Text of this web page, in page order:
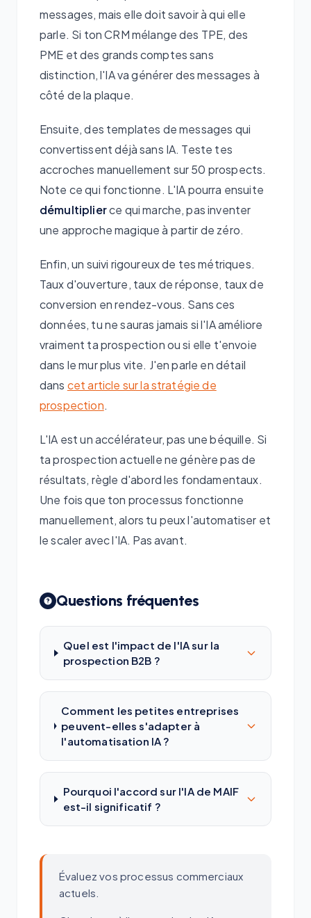
messages, mais elle doit savoir à qui elle
parle. Si ton CRM mélange des TPE, des
PME et des grands comptes sans
distinction, l'IA va générer des messages à
côté de la plaque.
Ensuite, des templates de messages qui
convertissent déjà sans IA. Teste tes
accroches manuellement sur 50 prospects.
Note ce qui fonctionne. L'IA pourra ensuite
démultiplierce qui marche, pas inventer
une approche magique à partir de zéro.
Enfin, un suivi rigoureux de tes métriques.
Taux d'ouverture, taux de réponse, taux de
conversion en rendez-vous. Sans ces
données, tu ne sauras jamais si l'IA améliore
vraiment ta prospection ou si elle t'envoie
dans le mur plus vite. J'en parle en détail
dans cet article sur la stratégie de
prospection.
L'IA est un accélérateur, pas une béquille. Si
ta prospection actuelle ne génère pas de
résultats, règle d'abord les fondamentaux.
Une fois que ton processus fonctionne
manuellement, alors tu peux l'automatiser et
le scaler avec l'IA. Pas avant.
Questions fréquentes
Quel est l'impact de l'IA sur la
prospection B2B ?
Comment les petites entreprises
peuvent-elles s'adapter à
l'automatisation IA ?
Pourquoi l'accord sur l'IA de MAIF
est-il significatif ?
Évaluez vos processus commerciaux
actuels.